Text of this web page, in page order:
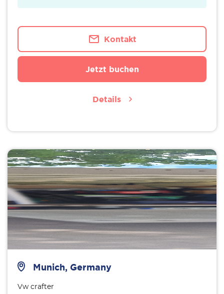
Kontakt
Jetzt buchen
Details
Munich, Germany
Vw crafter